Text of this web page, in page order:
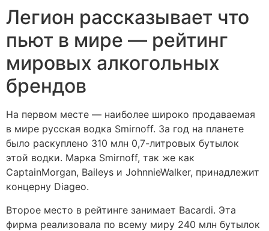
Легион рассказывает что
пьют в мире — рейтинг
мировых алкогольных
брендов
На первом месте — наиболее широко продаваемая
в мире русская водка Smirnoff. За год на планете
было раскуплено 310 млн 0,7-литровых бутылок
этой водки. Марка Smirnoff, так же как
CaptainMorgan, Baileys и JohnnieWalker, принадлежит
концерну Diageo.
Второе место в рейтинге занимает Bacardi. Эта
фирма реализовала по всему миру 240 млн бутылок